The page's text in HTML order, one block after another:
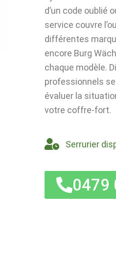
d’un code oublié
service couvre
différentes
encore Burg
chaque modèle.
professionnels
évaluer la
votre coffre-fort.
Serrurier
0479